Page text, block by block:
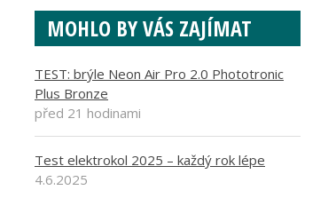
MOHLO BY VÁS ZAJÍMAT
TEST: brýle Neon Air Pro 2.0 Phototronic
Plus Bronze
před 21 hodinami
Test elektrokol 2025 – každý rok lépe
4.6.2025